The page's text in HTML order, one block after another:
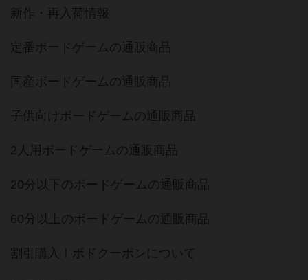
新作・再入荷情報
定番ボードゲームの通販商品
国産ボードゲームの通販商品
子供向けボードゲームの通販商品
2人用ボードゲームの通販商品
20分以下のボードゲームの通販商品
60分以上のボードゲームの通販商品
割引購入！ボドクーポンについて